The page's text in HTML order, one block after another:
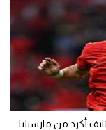
أكرد من مارسيليا